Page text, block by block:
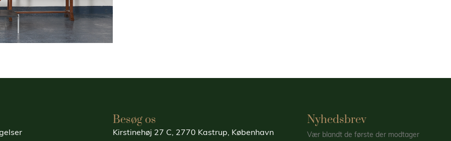
Besøg os
Kirstinehøj 27 C, 2770 Kastrup, København
Nyhedsbrev
Vær blandt de første der modtager